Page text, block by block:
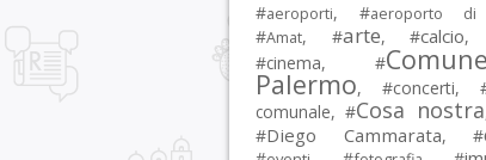
#aeroporti, #aeroporto di
#Amat, #arte, #calcio,
#cinema, #
Palermo, #concerti,
comunale, #Cosa nostra
#Diego Cammarata, #